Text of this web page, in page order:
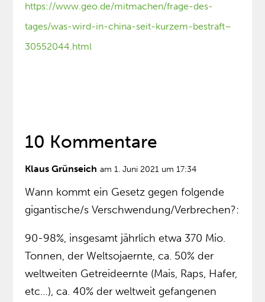
https://www.geo.de/mitmachen/frage-des-
tages/was-wird-in-china-seit-kurzem-bestraft–
30552044.html
10 Kommentare
Klaus Grünseich am 1. Juni 2021 um 17:34
Wann kommt ein Gesetz gegen folgende
gigantische/s Verschwendung/Verbrechen?:
90-98%, insgesamt jährlich etwa 370 Mio.
Tonnen, der Weltsojaernte, ca. 50% der
weltweiten Getreideernte (Mais, Raps, Hafer,
etc…), ca. 40% der weltweit gefangenen